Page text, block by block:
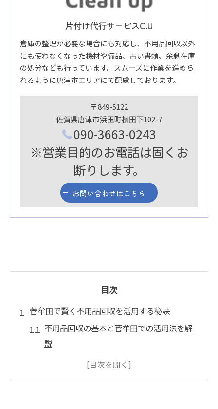
片付け代行サービスC.U
倉庫の整理が必要な場合にも対応し、不用品回収以外
にも使わなくなった機材や備品、古い書類、余剰在庫
の処分なども行っています。スムーズに作業を進めら
れるように唐津市エリアにて配慮しております。
〒849-5122
佐賀県唐津市浜玉町横田下102-7
090-3663-0243
※営業目的のお電話は固くお
断りします。
お問い合わせはこちら
目次
菅牟田で賢く不用品回収を活用する秘訣
不用品回収の基本と菅牟田での活用法を解
説
コストを抑えた不用品回収の賢い選び方